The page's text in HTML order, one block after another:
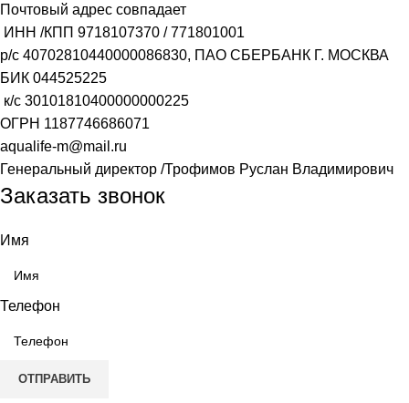
Почтовый адрес совпадает
ИНН /КПП 9718107370 /771801001
р/с 40702810440000086830, ПАО СБЕРБАНК Г. МОСКВА
БИК 044525225
к/с 30101810400000000225
ОГРН 1187746686071
aqualife-m@mail.ru
Генеральный директор /Трофимов Руслан Владимирович
Заказать звонок
Имя
Телефон
ОТПРАВИТЬ